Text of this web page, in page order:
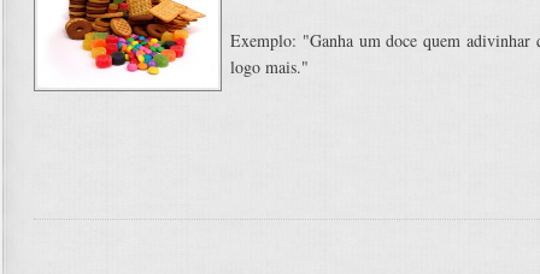
Exemplo: "Ganha um doce quem adivinhar
logo mais."